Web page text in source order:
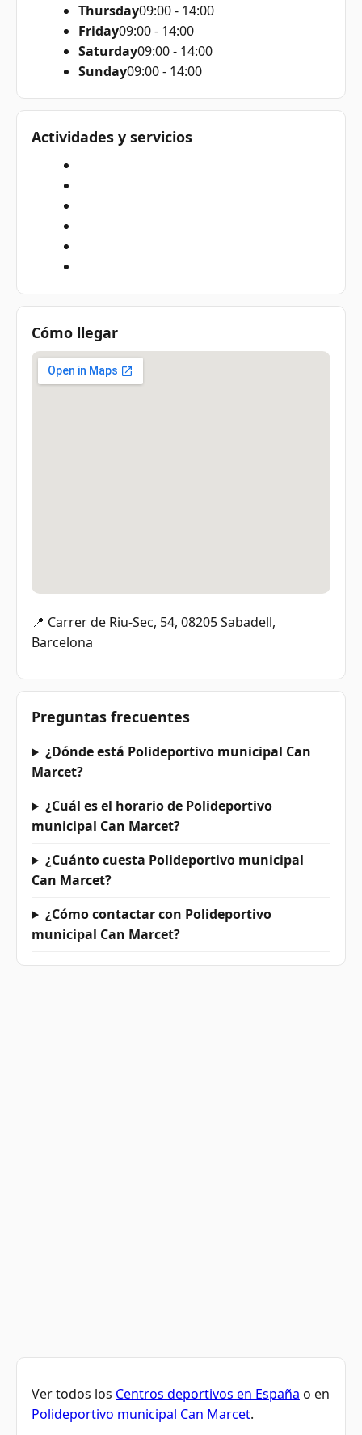
Thursday09:00 - 14:00
Friday09:00 - 14:00
Saturday09:00 - 14:00
Sunday09:00 - 14:00
Actividades y servicios
Cómo llegar
📍 Carrer de Riu-Sec, 54, 08205 Sabadell,
Barcelona
Preguntas frecuentes
¿Dónde está Polideportivo municipal Can
Marcet?
¿Cuál es el horario de Polideportivo
municipal Can Marcet?
¿Cuánto cuesta Polideportivo municipal
Can Marcet?
¿Cómo contactar con Polideportivo
municipal Can Marcet?
Ver todos los Centros deportivos en España o en
Polideportivo municipal Can Marcet.